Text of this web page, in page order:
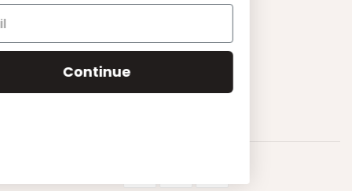
환경을 생각하는 지속가능한 제품
스타일리시함과 정교함
편안한 핏
Continue